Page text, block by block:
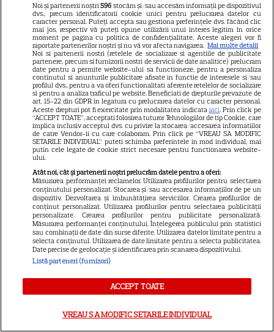
16
NETFLIX
Noutăți Netflix în august 2026:
Robert De Niro, „Nosferatu” și
noile sezoane din „Outer
Banks” și „Un veac de
singurătate”
14
VEDETE STRĂINE
Sean Astin din „Stăpânul
vândă casa din cauza
salariului mic: Câți bani a
primit de fapt
14
VEDETE STRĂINE
Elon Musk, atac la adresa
regizorului premiat cu Oscar
care a realizat documentarul
despre viața sa. Filmul are 232
de minute
Noi și partenerii noștri596 stocăm și/sau accesăm informații pe dispozitivul
dvs., precum identificatorii cookie unici pentru prelucrarea datelor cu
caracter personal. Puteți accepta sau gestiona preferințele dvs. făcând clic
mai jos, respectiv vă puteți opune utilizării unui interes legitim în orice
moment pe pagina cu politica de confidențialitate. Aceste alegeri vor fi
raportate partenerilor noștri și nu vă vor afecta navigarea. Mai multe detalii
Noi si partenerii nostri (retelele de socializare si agentiile de publicitate
partenere, precum si furnizorii nostri de servicii de date analitice) prelucram
date pentru a permite website-ului sa functioneze, pentru a personaliza
continutul si anunturile publicitare afisate in functie de interesele si/sau
profilul dvs., pentru a va oferi functionalitati aferente retelelor de socializare
si pentru a analiza traficul pe website. Beneficiati de drepturile prevazute de
art. 15-22 din GDPR in legatura cu prelucrarea datelor cu caracter personal.
Aceste drepturi pot fi exercitate prin modalitatea indicataaici. Prin click pe
“ACCEPT TOATE”, acceptati folosirea tuturor Tehnologiilor de tip Cookie, care
implica inclusiv acceptul dvs. cu privire la stocarea/accesarea informatiilor
de catre Vendor-ii cu care colaboram. Prin click pe “VREAU SA MODIFIC
SETARILE INDIVIDUAL” puteti schimba preferintele in mod individual, mai
putin cele legate de cookie strict necesare pentru functionarea website-
ului.
Atât noi, cât și partenerii noștri prelucrăm datele pentru a oferi:
Măsurarea performanței reclamelor. Utilizarea profilurilor pentru selectarea
conținutului personalizat. Stocarea și/sau accesarea informațiilor de pe un
dispozitiv. Dezvoltarea și îmbunătățirea serviciilor. Crearea profilurilor de
conținut personalizat. Utilizarea profilurilor pentru selectarea publicității
personalizate. Crearea profilurilor pentru publicitate personalizată.
Măsurarea performanței conținutului. Înțelegerea publicului prin statistici
sau combinații de date din surse diferite. Utilizarea datelor limitate pentru a
selecta conținutul. Utilizarea de date limitate pentru a selecta publicitatea.
Date precise de geolocație și identificarea prin scanarea dispozitivului.
Listă parteneri (furnizori)
ACCEPT TOATE
VREAU SA MODIFIC SETARILE INDIVIDUAL